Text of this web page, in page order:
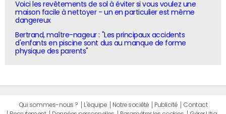
Voici les revêtements de sol à éviter si vous voulez une
maison facile à nettoyer - un en particulier est même
dangereux
Bertrand, maître-nageur : "Les principaux accidents
d'enfants en piscine sont dus au manque de forme
physique des parents"
Qui sommes-nous ? L'équipe Notre société Publicité
Contact